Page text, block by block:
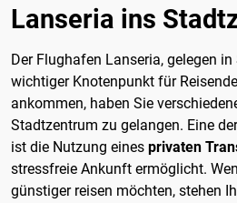
Lanseria ins
Der Flughafen Lanseria, gelegen
wichtiger Knotenpunkt für
ankommen, haben Sie
Stadtzentrum zu gelangen. Eine
ist die Nutzung eines privaten
stressfreie Ankunft ermöglicht.
günstiger reisen möchten, stehen